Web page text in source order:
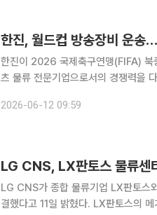
한진, 월드컵 방송장비 운송
한진이 2026 국제축구연맹(FIFA) 북
츠 물류 전문기업으로서의 경쟁력을 다시 한번 입증한다. 한진은
2026-06-12 09:59
LG CNS, LX판토스 물류센
LG CNS가 종합 물류기업 LX판토스
결했다고 11일 밝혔다. LX판토스의